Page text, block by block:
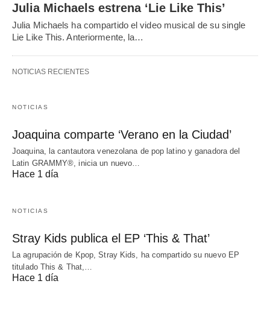
Julia Michaels estrena ‘Lie Like This’
Julia Michaels ha compartido el video musical de su single
Lie Like This. Anteriormente, la…
NOTICIAS RECIENTES
NOTICIAS
Joaquina comparte ‘Verano en la Ciudad’
Joaquina, la cantautora venezolana de pop latino y ganadora del
Latin GRAMMY®, inicia un nuevo…
Hace 1 día
NOTICIAS
Stray Kids publica el EP ‘This & That’
La agrupación de Kpop, Stray Kids, ha compartido su nuevo EP
titulado This & That,…
Hace 1 día